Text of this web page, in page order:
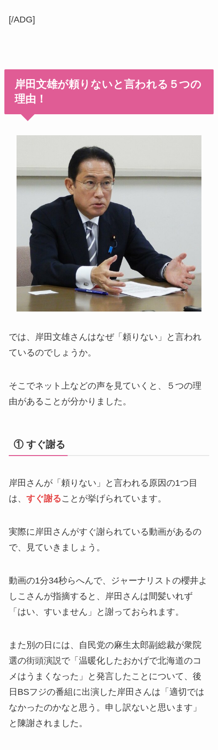
[/ADG]
岸田文雄が頼りないと言われる５つの
理由！
では、
岸田文雄さんはなぜ「頼りない」と言われ
ているのでしょうか。
そこでネット上などの声を見ていくと、５つの理
由があることが分かりました。
① すぐ謝る
岸田さんが「頼りない」と言われる原因の1つ目
は、 すぐ謝ることが挙げられています。
実際に岸田さんがすぐ謝られている動画があるの
で、見ていきましょう。
動画の1分34秒らへんで、ジャーナリストの櫻井よ
しこさんが指摘すると、岸田さんは間髪いれず
「はい、すいません」と謝っておられます。
また別の日には、自民党の麻生太郎副総裁が衆院
選の街頭演説で「温暖化したおかげで北海道のコ
メはうまくなった」と発言したことについて、後
日BSフジの番組に出演した岸田さんは「適切では
なかったのかなと思う。申し訳ないと思います」
と陳謝されました。